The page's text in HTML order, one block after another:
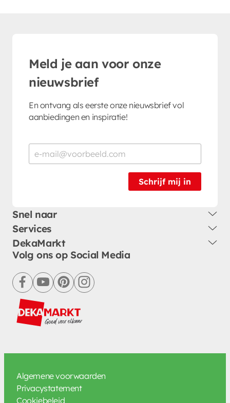
Meld je aan voor onze
nieuwsbrief
En ontvang als eerste onze nieuwsbrief vol
aanbiedingen en inspiratie!
Schrijf mij in
Snel naar
Services
DekaMarkt
Volg ons op Social Media
facebookyoutubepinterestinstagram
Algemene voorwaarden
Privacystatement
Cookiebeleid